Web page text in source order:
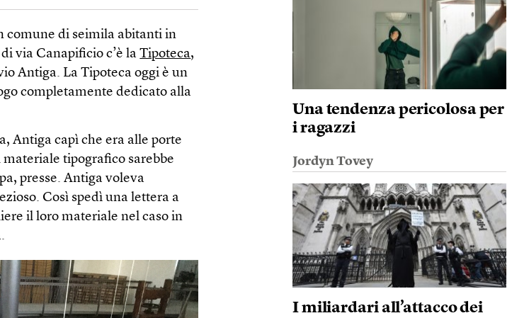
comune di seimila abitanti in
via Canapificio c’è laTipoteca,
Antiga. La Tipoteca oggi è un
completamente dedicato alla
Antiga capì che era alle porte
tipografico sarebbe
presse. Antiga voleva
Così spedì una lettera a
il loro materiale nel caso in
Una tendenza pericolosa per
i ragazzi
Jordyn Tovey
I miliardari all’attacco dei